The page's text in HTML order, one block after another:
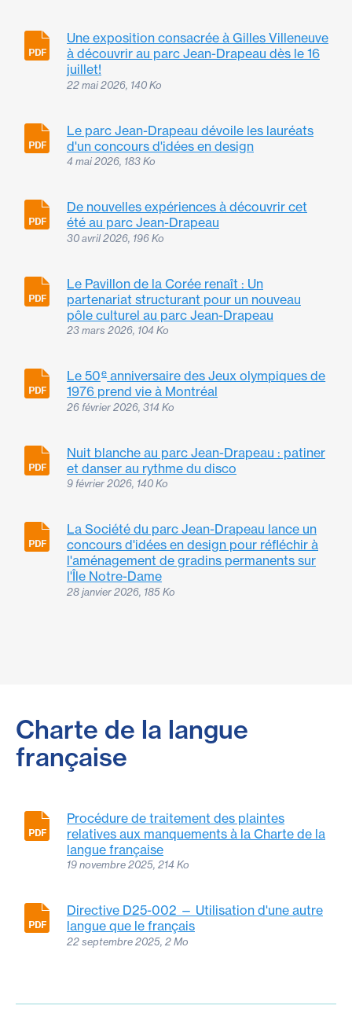
Une exposition consacrée à Gilles Villeneuve
à découvrir au parc Jean-Drapeau dès le 16
juillet!
22 mai 2026, 140 Ko
Le parc Jean-Drapeau dévoile les lauréats
d'un concours d'idées en design
4 mai 2026, 183 Ko
De nouvelles expériences à découvrir cet
été au parc Jean-Drapeau
30 avril 2026, 196 Ko
Le Pavillon de la Corée renaît : Un
partenariat structurant pour un nouveau
pôle culturel au parc Jean-Drapeau
23 mars 2026, 104 Ko
Le 50eanniversaire des Jeux olympiques de
1976 prend vie à Montréal
26 février 2026, 314 Ko
Nuit blanche au parc Jean-Drapeau : patiner
et danser au rythme du disco
9 février 2026, 140 Ko
La Société du parc Jean-Drapeau lance un
concours d'idées en design pour réfléchir à
l'aménagement de gradins permanents sur
l'Île Notre-Dame
28 janvier 2026, 185 Ko
Charte de la langue
française
Procédure de traitement des plaintes
relatives aux manquements à la Charte de la
langue française
19 novembre 2025, 214 Ko
Directive D25-002 — Utilisation d'une autre
langue que le français
22 septembre 2025, 2 Mo